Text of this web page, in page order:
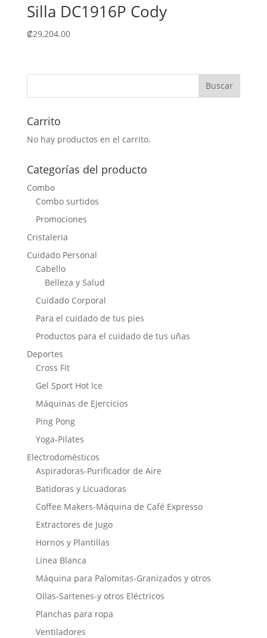
Silla DC1916P Cody
₡29,204.00
Carrito
No hay productos en el carrito.
Categorías del producto
Combo
Combo surtidos
Promociones
Cristaleria
Cuidado Personal
Cabello
Belleza y Salud
Cuidado Corporal
Para el cuidado de tus pies
Productos para el cuidado de tus uñas
Deportes
Cross Fit
Gel Sport Hot Ice
Máquinas de Ejercicios
Ping Pong
Yoga-Pilates
Electrodomésticos
Aspiradoras-Purificador de Aire
Batidoras y Licuadoras
Coffee Makers-Máquina de Café Expresso
Extractores de Jugo
Hornos y Plantillas
Línea Blanca
Máquina para Palomitas-Granizados y otros
Ollas-Sartenes-y otros Eléctricos
Planchas para ropa
Ventiladores